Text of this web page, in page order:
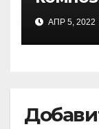
АПР 5, 2022